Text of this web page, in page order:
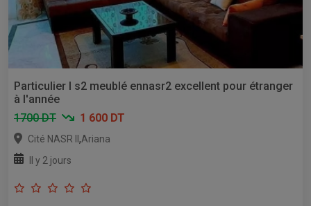
Particulier l s2 meublé ennasr2 excellent pour étranger
à l'année
1700 DT
1 600 DT
Cité NASR II ,Ariana
Il y 2 jours